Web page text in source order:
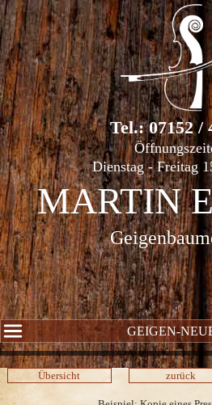
Tel.: 07152 /
Dienstag - Freitag
MARTIN
GEIGEN-
Übersicht zurück